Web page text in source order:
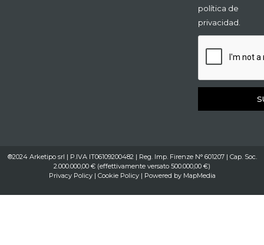
política de
privacidad.
®2024 Arketipo srl | P.IVA IT06109200482 | Reg. Imp. Firenze N° 601207 | Cap. Soc.
2.000.000,00 € (effettivamente versato 500.000,00 €)
Privacy Policy| Cookie Policy| Powered by MapMedia